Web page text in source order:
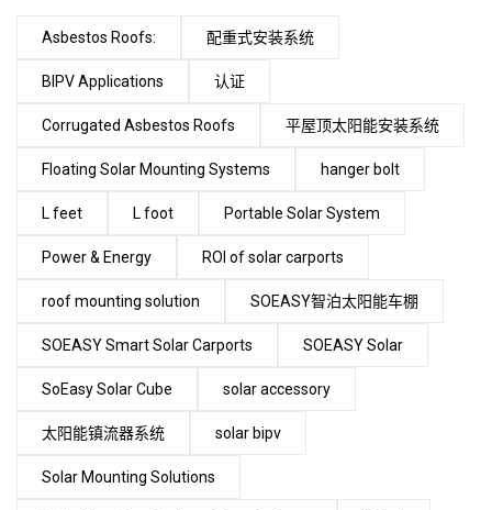
Asbestos Roofs: 配重式安装系统
BIPV Applications 认证
Corrugated Asbestos Roofs 平屋顶太阳能安装系统
Floating Solar Mounting Systems hanger bolt
L feet L foot Portable Solar System
Power & Energy ROI of solar carports
roof mounting solution SOEASY智泊太阳能车棚
SOEASY Smart Solar Carports SOEASY Solar
SoEasy Solar Cube solar accessory
太阳能镇流器系统 solar bipv
Solar Mounting Solutions